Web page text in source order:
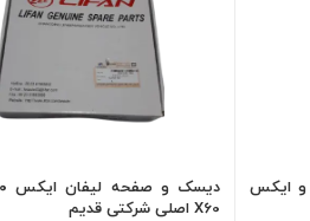
و پیستون 50 لیفان 1800 و ایکس
X60 اصلی شرکتی قدیم